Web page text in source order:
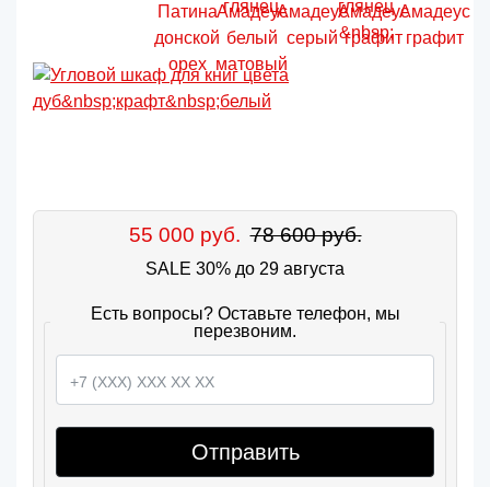
55 000 руб. 78 600 руб.
SALE 30% до 29 августа
Есть вопросы? Оставьте телефон, мы
перезвоним.
Отправить